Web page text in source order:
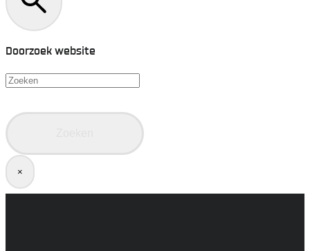
Doorzoek website
×